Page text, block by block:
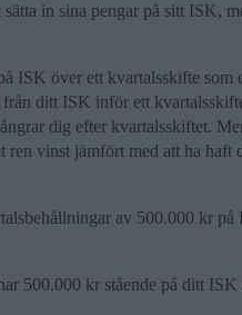
in sina pengar på sitt ISK,
ISK över ett kvartalsskifte som
ditt ISK inför ett
dig efter kvartalsskiftet.
vinst jämfört med att ha haft
av 500.000 kr på
500.000 kr stående på ditt